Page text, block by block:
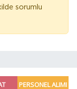
sorumlu